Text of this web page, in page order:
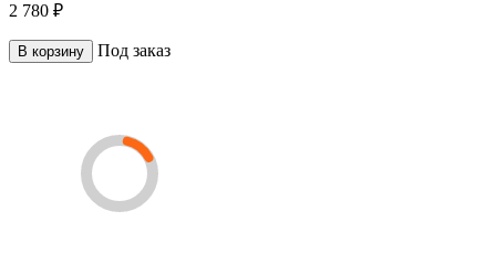
2 780 ₽
В корзину Под заказ